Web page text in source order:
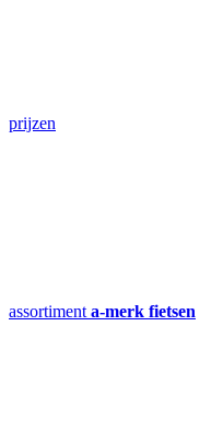
prijzen
assortiment a-merk fietsen